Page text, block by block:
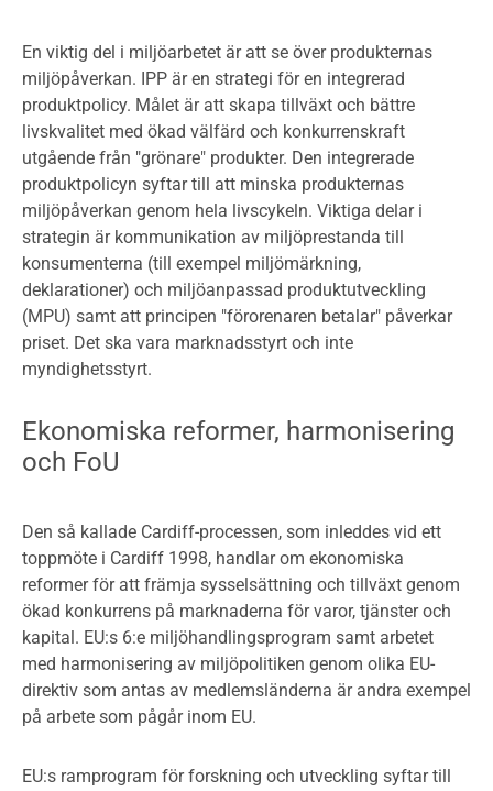
En viktig del i miljöarbetet är att se över produkternas
miljöpåverkan. IPP är en strategi för en integrerad
produktpolicy. Målet är att skapa tillväxt och bättre
livskvalitet med ökad välfärd och konkurrenskraft
utgående från "grönare" produkter. Den integrerade
produktpolicyn syftar till att minska produkternas
miljöpåverkan genom hela livscykeln. Viktiga delar i
strategin är kommunikation av miljöprestanda till
konsumenterna (till exempel miljömärkning,
deklarationer) och miljöanpassad produktutveckling
(MPU) samt att principen "förorenaren betalar" påverkar
priset. Det ska vara marknadsstyrt och inte
myndighetsstyrt.
Ekonomiska reformer, harmonisering
och FoU
Den så kallade Cardiff-processen, som inleddes vid ett
toppmöte i Cardiff 1998, handlar om ekonomiska
reformer för att främja sysselsättning och tillväxt genom
ökad konkurrens på marknaderna för varor, tjänster och
kapital. EU:s 6:e miljöhandlingsprogram samt arbetet
med harmonisering av miljöpolitiken genom olika EU-
direktiv som antas av medlemsländerna är andra exempel
på arbete som pågår inom EU.
EU:s ramprogram för forskning och utveckling syftar till